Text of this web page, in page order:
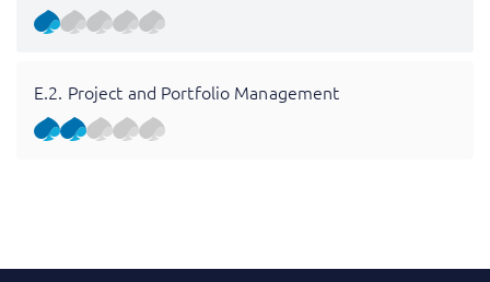
E.2. Project and Portfolio Management